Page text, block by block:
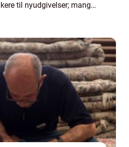
til nyudgivelser; mange